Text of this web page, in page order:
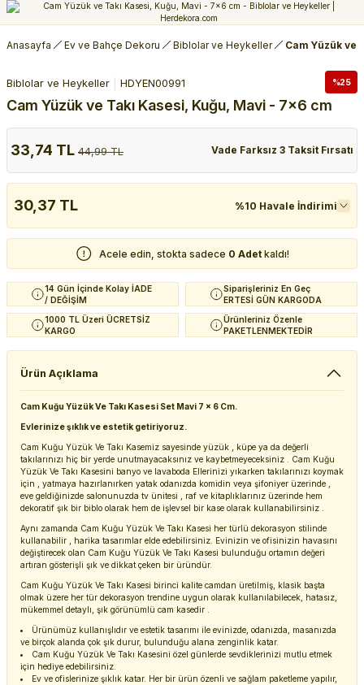
Anasayfa Ev ve Bahçe Dekoru Biblolar ve Heykeller Cam Yüzük ve
%25
Biblolar ve Heykeller HDYEN00991
Cam Yüzük ve Takı Kasesi, Kuğu, Mavi - 7x6 cm
33,74 TL 44,99 TL Vade Farksız 3 Taksit Fırsatı
30,37 TL %10 Havale İndirimi
Acele edin, stokta sadece 0 Adet kaldı!
14 Gün İçinde Kolay İADE
/ DEĞİŞİM
Siparişleriniz En Geç
ERTESİ GÜN KARGODA
1000 TL Üzeri ÜCRETSİZ
KARGO
Ürünleriniz Özenle
PAKETLENMEKTEDİR
Ürün Açıklama
Cam Kuğu Yüzük Ve Takı Kasesi Set Mavi 7 x 6 Cm.
Evlerinize şıklık ve estetik getiriyoruz.
Cam Kuğu Yüzük Ve Takı Kasemiz sayesinde yüzük , küpe ya da değerli
takılarınızı hiç bir yerde unutmayacaksınız ve kaybetmeyeceksiniz . Cam Kuğu
Yüzük Ve Takı Kasesini banyo ve lavaboda Ellerinizi yıkarken takılarınızı koymak
için , yatmaya hazırlanırken yatak odanızda komidin veya şifoniyer üzerinde ,
eve geldiğinizde salonunuzda tv ünitesi , raf ve kitaplıklarınız üzerinde hem
dekoratif şık bir biblo olarak hem de işlevsel bir kase olarak kullanabilirsiniz .
Aynı zamanda Cam Kuğu Yüzük Ve Takı Kasesi her türlü dekorasyon stilinde
kullanabilir , harika tasarımlar elde edebilirsiniz. Evinizin ve ofisinizin havasını
değiştirecek olan Cam Kuğu Yüzük Ve Takı Kasesi bulunduğu ortamın değeri
artıran gösterişli şık ve dikkat çeken bir üründür.
Cam Kuğu Yüzük Ve Takı Kasesi birinci kalite camdan üretilmiş, klasik başta
olmak üzere her tür dekorasyon trendine uygun olarak kullanılabilecek, hatasız,
mükemmel detaylı, şık görünümlü cam kasedir .
Ürünümüz kullanışlıdır ve estetik tasarımı ile evinizde, odanızda, masanızda
ve birçok alanda çok şık durur, bulunduğu alana zenginlik katar.
Cam Kuğu Yüzük Ve Takı Kasesini özel günlerde sevdiklerinizi mutlu etmek
için hediye edebilirsiniz.
Ev ve ofislerinize şıklık katar. Her bir ürün özenli ve sağlam paketleme yapılır,